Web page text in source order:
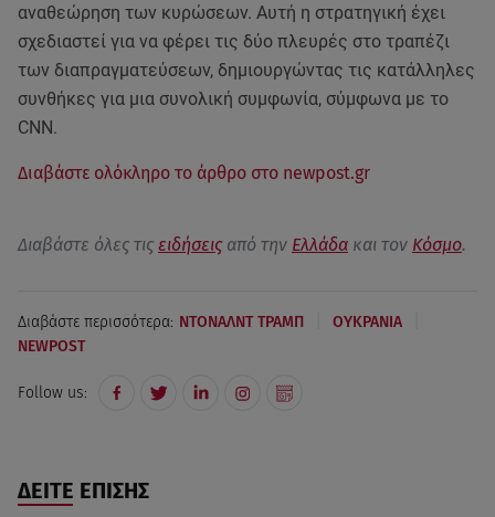
αναθεώρηση των κυρώσεων. Αυτή η στρατηγική έχει
σχεδιαστεί για να φέρει τις δύο πλευρές στο τραπέζι
των διαπραγματεύσεων, δημιουργώντας τις κατάλληλες
συνθήκες για μια συνολική συμφωνία, σύμφωνα με το
CNN.
Διαβάστε ολόκληρο το άρθρο στο newpost.gr
Διαβάστε όλες τις ειδήσεις από την Ελλάδα και τον Κόσμο.
Διαβάστε περισσότερα: ΝΤΟΝΑΛΝΤ ΤΡΑΜΠ ΟΥΚΡΑΝΙΑ
NEWPOST
Follow us:
ΔΕΙΤΕ ΕΠΙΣΗΣ